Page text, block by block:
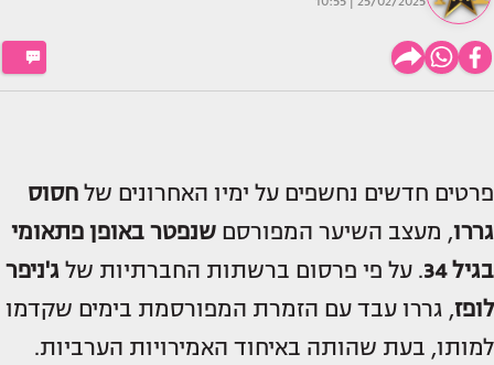
פרטים חדשים נחשפים על ימיו האחרונים של חסוס
גררו, מעצב השיער המפורסם שנפטר באופן פתאומי
בגיל 34
. על פי פרסום ברשתות החברתיות של ג'ניפר
לופז, גררו עבד עם הזמרת המפורסמת בימים שקדמו
למותו, בעת שהותה באיחוד האמירויות הערביות.